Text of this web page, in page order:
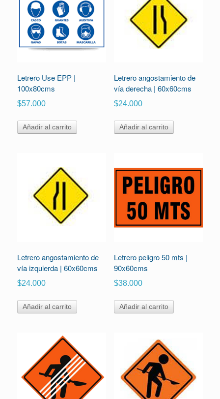
Letrero Use EPP |
100x80cms
$57.000
Añadir al carrito
Letrero angostamiento de
vía derecha | 60x60cms
$24.000
Añadir al carrito
Letrero angostamiento de
vía izquierda | 60x60cms
$24.000
Añadir al carrito
Letrero peligro 50 mts |
90x60cms
$38.000
Añadir al carrito